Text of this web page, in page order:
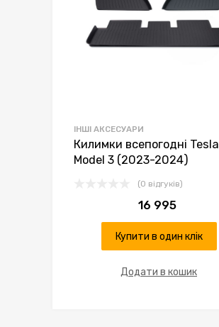
ІНШІ АКСЕСУАРИ
Килимки всепогодні Tesla
Model 3 (2023-2024)
(0 відгуків)
16 995
Купити в один клік
Додати в кошик